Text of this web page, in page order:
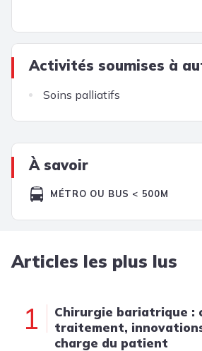
Activités soumises à
Soins palliatifs
À savoir
MÉTRO OU BUS < 500M
Articles les plus lus
1
Chirurgie bariatrique :
traitement,
charge du patient